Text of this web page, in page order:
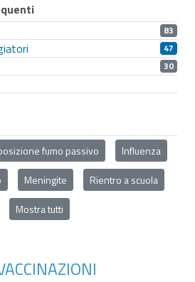
83
47
30
fumo passivo
Influenza
Meningite
Rientro a scuola
Mostra tutti